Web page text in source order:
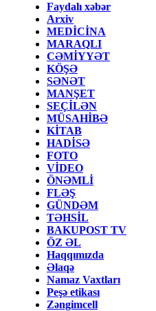
Faydalı xəbər
Arxiv
MEDİCİNA
MARAQLI
CƏMİYYƏT
KÖŞƏ
SƏNƏT
MANŞET
SEÇİLƏN
MÜSAHİBƏ
KİTAB
HADİSƏ
FOTO
VİDEO
ÖNƏMLİ
FLƏŞ
GÜNDƏM
TƏHSİL
BAKUPOST TV
ÖZ ƏL
Haqqımızda
Əlaqə
Namaz Vaxtları
Peşə etikası
Zəngimcell